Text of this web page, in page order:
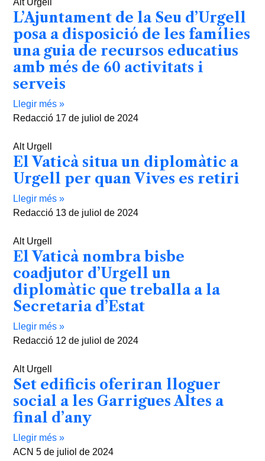
Alt Urgell
L’Ajuntament de la Seu d’Urgell
posa a disposició de les famílies
una guia de recursos educatius
amb més de 60 activitats i
serveis
Llegir més »
Redacció 17 de juliol de 2024
Alt Urgell
El Vaticà situa un diplomàtic a
Urgell per quan Vives es retiri
Llegir més »
Redacció 13 de juliol de 2024
Alt Urgell
El Vaticà nombra bisbe
coadjutor d’Urgell un
diplomàtic que treballa a la
Secretaria d’Estat
Llegir més »
Redacció 12 de juliol de 2024
Alt Urgell
Set edificis oferiran lloguer
social a les Garrigues Altes a
final d’any
Llegir més »
ACN 5 de juliol de 2024